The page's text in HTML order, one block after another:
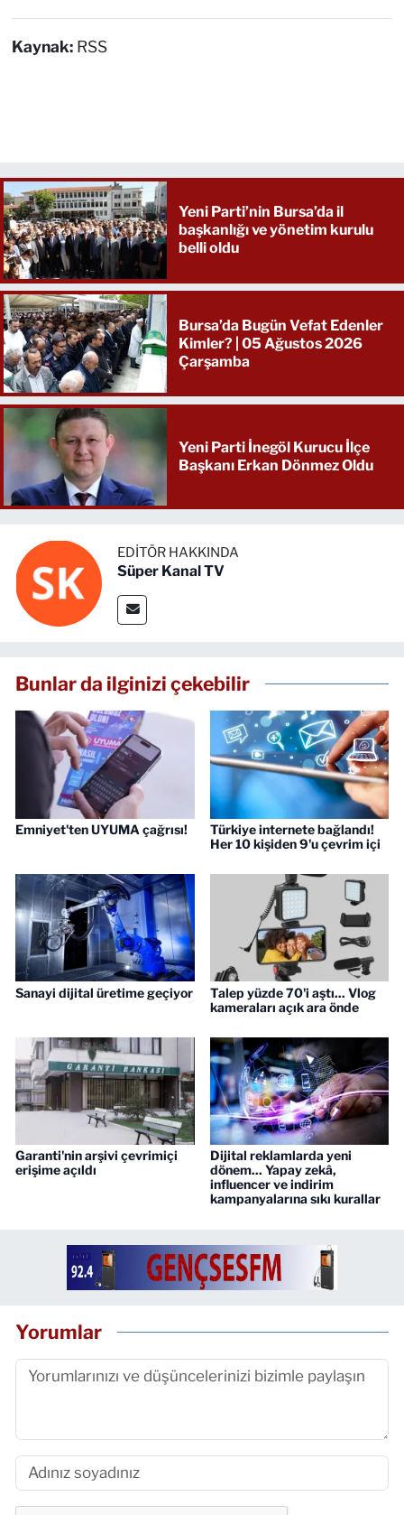
Kaynak: RSS
Yeni Parti’nin Bursa’da il
başkanlığı ve yönetim kurulu
belli oldu
Bursa’da Bugün Vefat Edenler
Kimler? | 05 Ağustos 2026
Çarşamba
Yeni Parti İnegöl Kurucu İlçe
Başkanı Erkan Dönmez Oldu
EDITÖR HAKKINDA
Süper Kanal TV
Bunlar da ilginizi çekebilir
Emniyet'ten UYUMA çağrısı!
Türkiye internete bağlandı!
Her 10 kişiden 9'u çevrim içi
Sanayi dijital üretime geçiyor
Talep yüzde 70'i aştı... Vlog
kameraları açık ara önde
Garanti'nin arşivi çevrimiçi
erişime açıldı
Dijital reklamlarda yeni
dönem... Yapay zekâ,
influencer ve indirim
kampanyalarına sıkı kurallar
Yorumlar